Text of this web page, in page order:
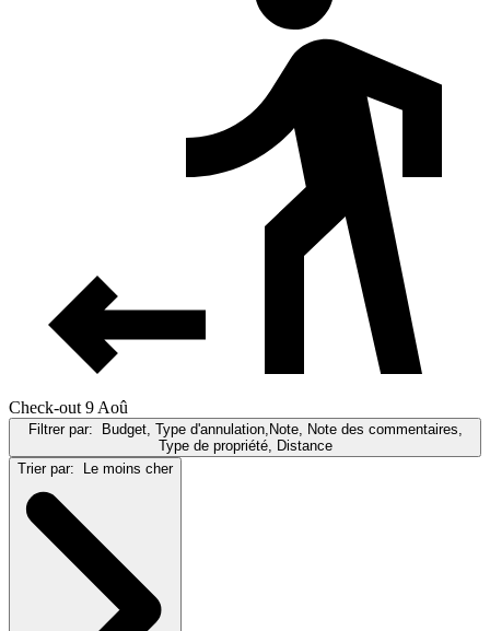
Check-out 9 Aoû
Filtrer par:
Budget, Type d'annulation,Note, Note des commentaires,
Type de propriété, Distance
Trier par:
Le moins cher